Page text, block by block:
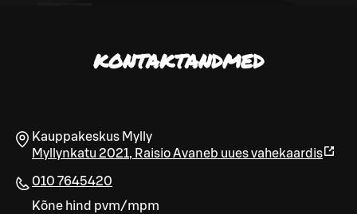
KONTAKTANDMED
Kauppakeskus Mylly
Myllynkatu 2021, RaisioAvaneb uues vahekaardis
010 7645420
Kõne hind pvm/mpm